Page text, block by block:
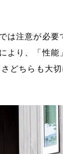
は注意が必要
より、「性能
どちらも大